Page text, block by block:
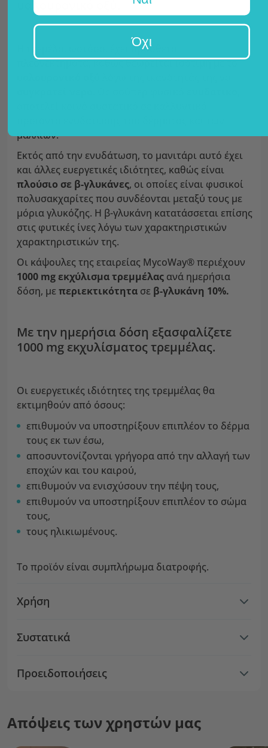
Η τρεμέλα, ωστόσο, έχει πρόσθετα
πλεονεκτήματα, καθώς θεωρείται ισότιμη με το
μαλλιών.
Εκτός από την ενυδάτωση, το μανιτάρι αυτό έχει
και άλλες ευεργετικές ιδιότητες, καθώς είναι
πλούσιο σε β-γλυκάνες, οι οποίες είναι φυσικοί
πολυσακχαρίτες που συνδέονται μεταξύ τους με
μόρια γλυκόζης. Η β-γλυκάνη κατατάσσεται επίσης
στις φυτικές ίνες λόγω των χαρακτηριστικών
χαρακτηριστικών της.
Οι κάψουλες της εταιρείας MycoWay® περιέχουν
1000 mg εκχύλισμα τρεμμέλας ανά ημερήσια
δόση, μεπεριεκτικότητα σε β-γλυκάνη 10%.
Με την ημερήσια δόση εξασφαλίζετε
1000 mg εκχυλίσματος τρεμμέλας.
Οι ευεργετικές ιδιότητες της τρεμμέλας θα
εκτιμηθούν από όσους:
επιθυμούν να υποστηρίξουν επιπλέον το δέρμα
τους εκ των έσω,
αποσυντονίζονται γρήγορα από την αλλαγή των
εποχών και του καιρού,
επιθυμούν να ενισχύσουν την πέψη τους,
επιθυμούν να υποστηρίξουν επιπλέον το σώμα
τους,
τους ηλικιωμένους.
Το προϊόν είναι συμπλήρωμα διατροφής.
Χρήση
Συστατικά
Προειδοποιήσεις
Απόψεις των χρηστών μας
Όχι